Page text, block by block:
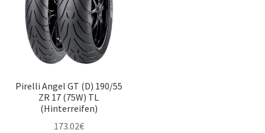
Pirelli Angel GT (D) 190/55
ZR 17 (75W) TL
(Hinterreifen)
173.02€